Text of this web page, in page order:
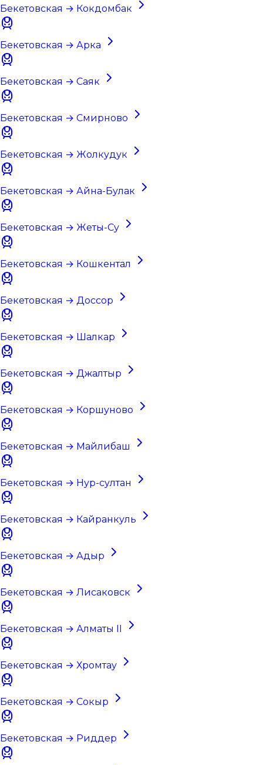
Бекетовская → Кокдомбак
Бекетовская → Арка
Бекетовская → Саяк
Бекетовская → Смирново
Бекетовская → Жолкудук
Бекетовская → Айна-Булак
Бекетовская → Жеты-Су
Бекетовская → Кошкентал
Бекетовская → Доссор
Бекетовская → Шалкар
Бекетовская → Джалтыр
Бекетовская → Коршуново
Бекетовская → Майлибаш
Бекетовская → Нур-султан
Бекетовская → Кайранкуль
Бекетовская → Адыр
Бекетовская → Лисаковск
Бекетовская → Алматы II
Бекетовская → Хромтау
Бекетовская → Сокыр
Бекетовская → Риддер